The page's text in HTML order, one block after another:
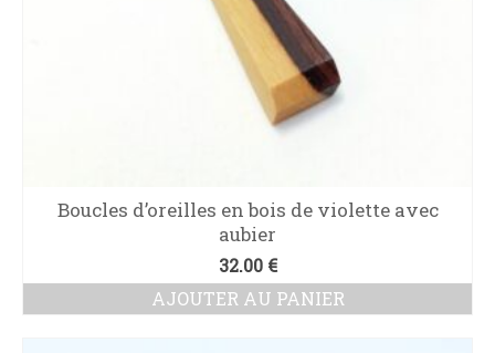
Boucles d’oreilles en bois de violette avec
aubier
32.00 €
AJOUTER AU PANIER